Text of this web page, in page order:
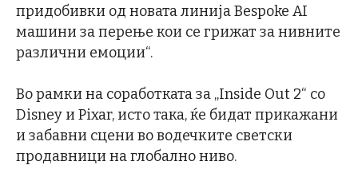
придобивки од новата линија Bespoke AI
машини за перење кои се грижат за нивните
различни емоции“.
Во рамки на соработката за „Inside Out 2“ со
Disney и Pixar, исто така, ќе бидат прикажани
и забавни сцени во водечките светски
продавници на глобално ниво.